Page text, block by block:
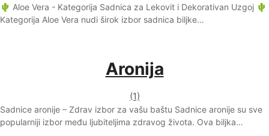
🌵 Aloe Vera - Kategorija Sadnica za Lekovit i Dekorativan Uzgoj 🌵
Kategorija Aloe Vera nudi širok izbor sadnica biljke…
Aronija
(1)
Sadnice aronije – Zdrav izbor za vašu baštu Sadnice aronije su sve
popularniji izbor među ljubiteljima zdravog života. Ova biljka…